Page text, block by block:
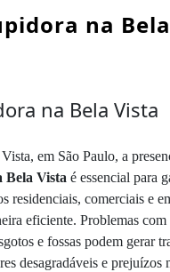
na
na Bela Vista
em São Paulo, a
Bela Vista é essencial para
residenciais, comerciais e
eficiente. Problemas com
e fossas podem gerar
desagradáveis e prejuízos